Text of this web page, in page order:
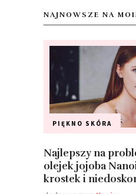
NAJNOWSZE NA
PIĘKNO SKÓRA
Najlepszy na
olejek jojoba
krostek i